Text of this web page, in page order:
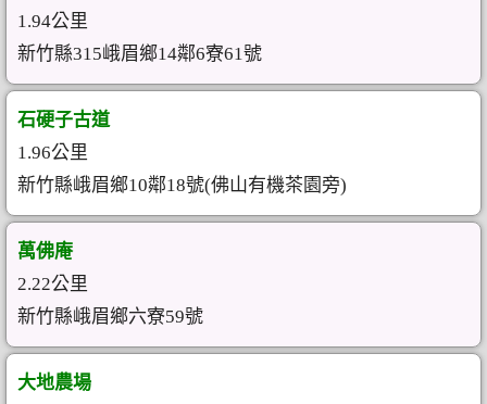
1.94公里
新竹縣315峨眉鄉14鄰6寮61號
石硬子古道
1.96公里
新竹縣峨眉鄉10鄰18號(佛山有機茶園旁)
萬佛庵
2.22公里
新竹縣峨眉鄉六寮59號
大地農場